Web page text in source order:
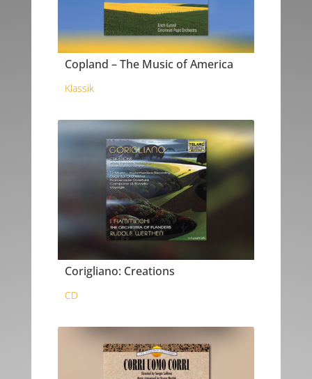
Copland – The Music of America
Klassik
Corigliano: Creations
CD